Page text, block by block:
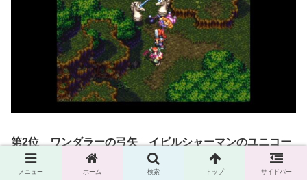
第2位 ワンダラーの弓矢 イビルシャーマンのユニコー
ンヘッド 150
メニュー ホーム 検索 トップ サイドバー